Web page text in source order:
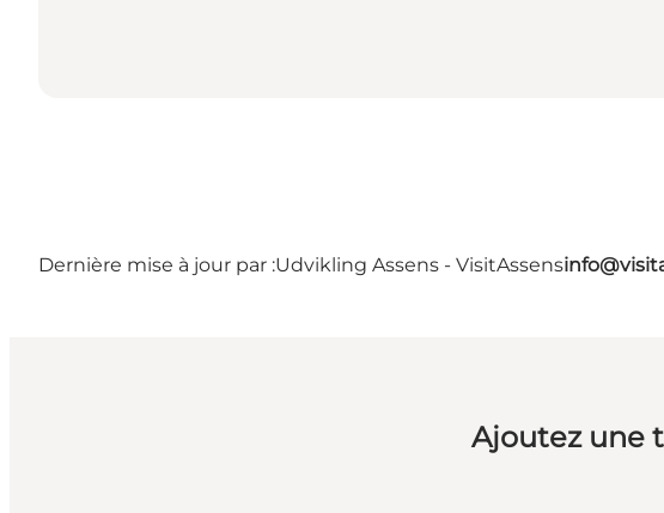
Dernière mise à jour par :Udvikling Assens - VisitAssens
Ajoutez une